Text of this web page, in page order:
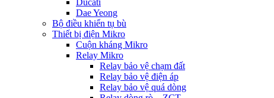
Ducati
Dae Yeong
Bộ điều khiển tụ bù
Thiết bị điện Mikro
Cuộn kháng Mikro
Relay Mikro
Relay bảo vệ chạm đất
Relay bảo vệ điện áp
Relay bảo vệ quá dòng